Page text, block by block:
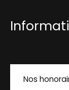
Nos